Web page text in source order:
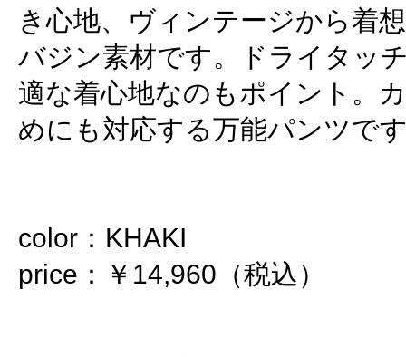
き心地、ヴィンテージから着
バジン素材です。ドライタッ
適な着心地なのもポイント。
めにも対応する万能パンツで
color：KHAKI
price：￥14,960（税込）